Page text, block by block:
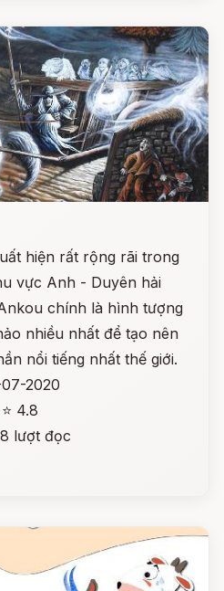
hiện rất rộng rãi trong
vực Anh - Duyên hải
chính là hình tượng
nhiều nhất để tạo nên
nổi tiếng nhất thế giới.
2020
⭐ 4.8
lượt đọc